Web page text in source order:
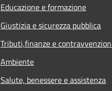
Educazione e formazione
Giustizia e sicurezza pubblica
Tributi,finanze e
Ambiente
Salute, benessere e assistenza